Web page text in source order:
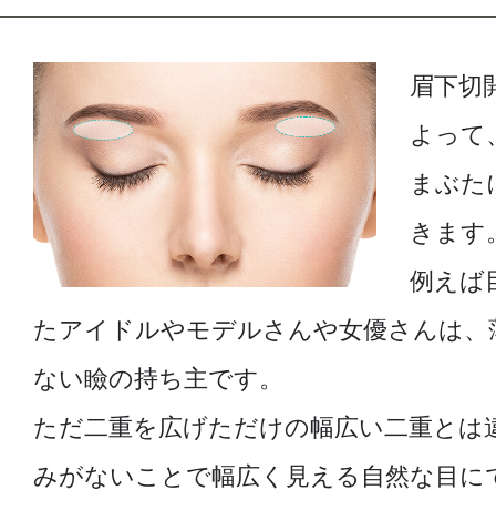
眉下切
よって
まぶた
きます
例えば
たアイドルやモデルさんや女優さんは
ない瞼の持ち主です。
ただ二重を広げただけの幅広い二重とは
みがないことで幅広く見える自然な目に